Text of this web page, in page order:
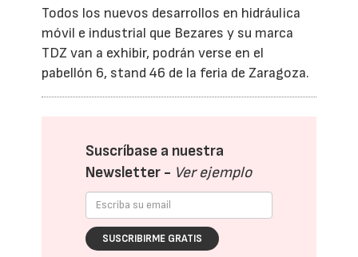
Todos los nuevos desarrollos en hidráulica
móvil e industrial que Bezares y su marca
TDZ van a exhibir, podrán verse en el
pabellón 6, stand 46 de la feria de Zaragoza.
Suscríbase a nuestra
Newsletter - Ver ejemplo
SUSCRIBIRME GRATIS